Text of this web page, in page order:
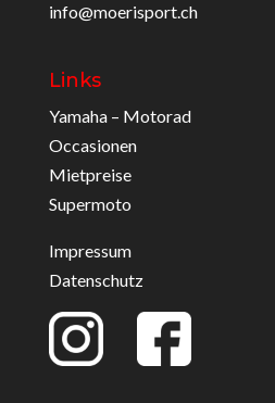
info@moerisport.ch
Links
Yamaha – Motorad
Occasionen
Mietpreise
Supermoto
Impressum
Datenschutz